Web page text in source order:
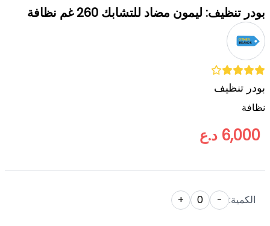
بودر تنظيف: ليمون مضاد للتشابك 260 غم نظافة
بودر تنظيف
نظافة
6,000 د.ع
الكمية: -
0
+